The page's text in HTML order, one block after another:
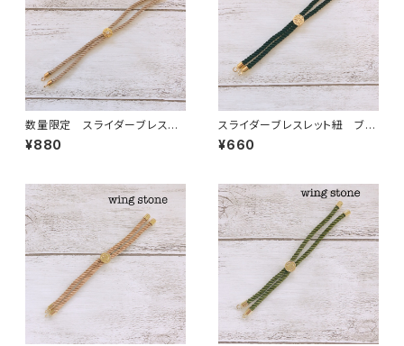
数量限定 スライダーブレスレ
ット紐 ワンポイントストーン付
き モカブラウン
¥880
スライダーブレスレット紐 ブラ
ック
¥660